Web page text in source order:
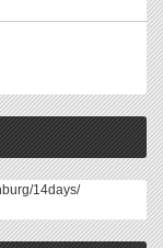
14days/